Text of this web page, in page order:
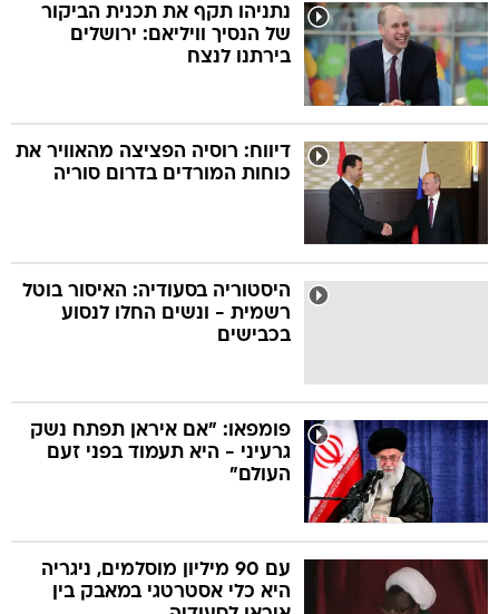
נתניהו תקף את תכנית הביקור
של הנסיך וויליאם: ירושלים
בירתנו לנצח
דיווח: רוסיה הפציצה מהאוויר את
כוחות המורדים בדרום סוריה
היסטוריה בסעודיה: האיסור בוטל
רשמית - ונשים החלו לנסוע
בכבישים
פומפאו: "אם איראן תפתח נשק
גרעיני - היא תעמוד בפני זעם
העולם"
עם 90 מיליון מוסלמים, ניגריה
היא כלי אסטרטגי במאבק בין